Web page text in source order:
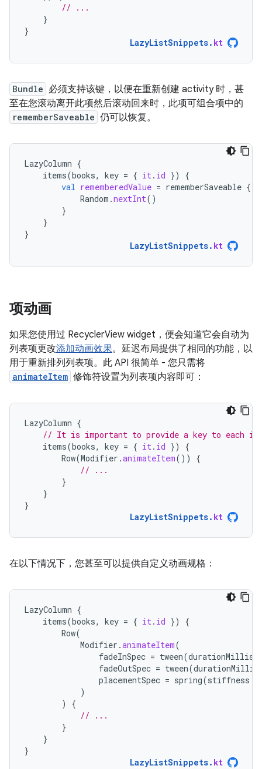
// ...
}
}
LazyListSnippets. kt
Bundle 必须支持该键，以便在重新创建 activity 时，甚
至在您滚动离开此项然后滚动回来时，此项可组合项中的
rememberSaveable 仍可以恢复。
LazyColumn {
items(books, key = { it. id })
{
val rememberedValue = rememberSaveable {
Random .nextInt()
}
}
}
LazyListSnippets. kt
项动画
如果您使用过 RecyclerView widget，便会知道它会自动为
列表项更改添加动画效果。延迟布局提供了相同的功能，以
用于重新排列列表项。此 API 很简单 - 您只需将
animateItem 修饰符设置为列表项内容即可：
LazyColumn {
// It is important to provide a key to each
items(books, key = { it. id })
{
Row(Modifier .animateItem())
{
// ...
}
}
}
LazyListSnippets. kt
在以下情况下，您甚至可以提供自定义动画规格：
LazyColumn {
items(books, key = { it. id })
{
Row(
Modifier .animateItem(
fadeInSpec = tween(durationMillis
fadeOutSpec = tween(durationMillis
placementSpec = spring(stiffness
)
)
{
// ...
}
}
}
LazyListSnippets. kt